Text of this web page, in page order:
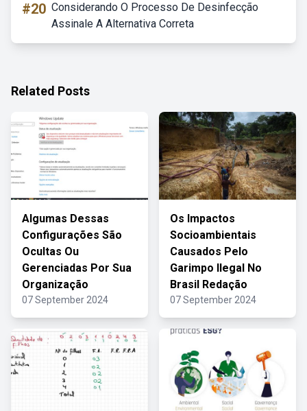
#20 Considerando O Processo De Desinfecção
Assinale A Alternativa Correta
Related Posts
Algumas Dessas
Configurações São
Ocultas Ou
Gerenciadas Por Sua
Organização
07 September 2024
Os Impactos
Socioambientais
Causados Pelo
Garimpo Ilegal No
Brasil Redação
07 September 2024